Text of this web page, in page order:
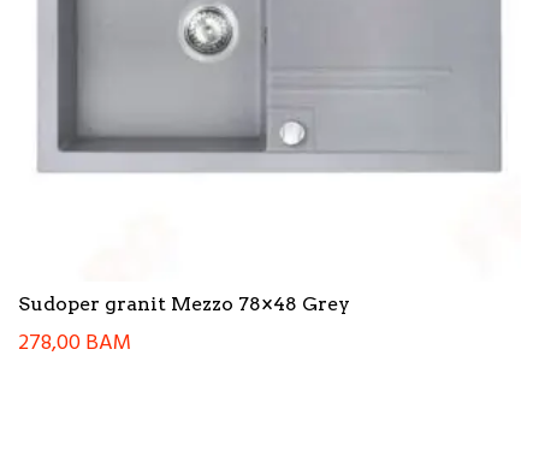
Sudoper granit Mezzo 78×48 Grey
278,00BAM